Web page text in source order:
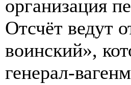
организация
Отсчёт ведут
воинский»,
генерал-